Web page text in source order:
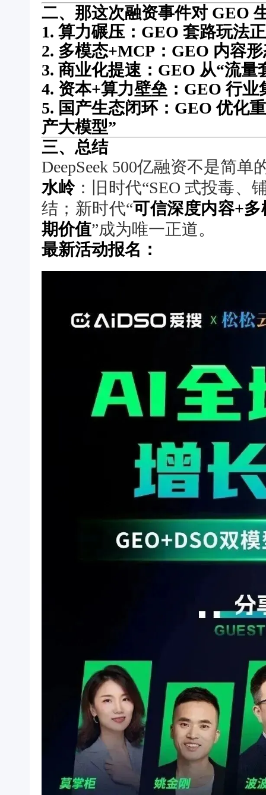
二、那这次融资事件对 GEO
1. 算力碾压：GEO 套路玩法
2. 多模态+MCP：GEO 内容
3. 商业化提速：GEO 从“流
4. 资本+算力壁垒：GEO 行
5. 国产生态闭环：GEO 优化
产大模型”
三、总结
DeepSeek 500亿融资不是简单
水岭 ：旧时代“SEO 式投毒
结；新时代“可信深度内容+
期价值”成为唯一正道。
最新活动报名：